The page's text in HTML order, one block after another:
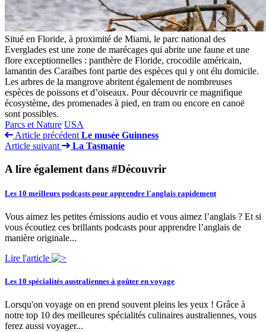
Situé en Floride, à proximité de Miami, le parc national des
Everglades est une zone de marécages qui abrite une faune et une
flore exceptionnelles : panthère de Floride, crocodile américain,
lamantin des Caraïbes font partie des espèces qui y ont élu domicile.
Les arbres de la mangrove abritent également de nombreuses
espèces de poissons et d’oiseaux. Pour découvrir ce magnifique
écosystème, des promenades à pied, en tram ou encore en canoë
sont possibles.
Parcs et Nature USA
Article précédent Le musée Guinness
Article suivant
La Tasmanie
A lire également dans #Découvrir
Les 10 meilleurs podcasts pour apprendre l'anglais rapidement
Vous aimez les petites émissions audio et vous aimez l’anglais ? Et si
vous écoutiez ces brillants podcasts pour apprendre l’anglais de
manière originale...
Lire l'article
Les 10 spécialités australiennes à goûter en voyage
Lorsqu'on voyage on en prend souvent pleins les yeux ! Grâce à
notre top 10 des meilleures spécialités culinaires australiennes, vous
ferez aussi voyager...